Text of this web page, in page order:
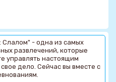
- одна из самых
развлечений, которые
управлять настоящим
дело. Сейчас вы вместе с